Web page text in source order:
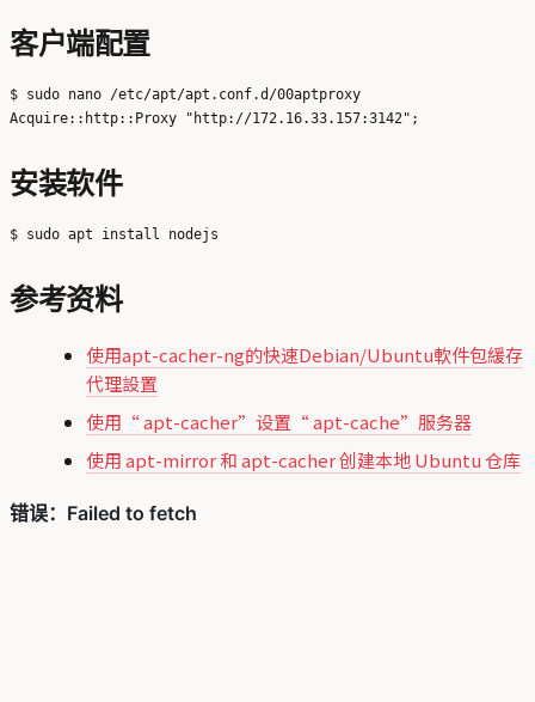
客户端配置
$ sudo nano /etc/apt/apt.conf.d/00aptproxy
安装软件
参考资料
使用apt-cacher-ng的快速Debian/Ubuntu軟件包緩存
代理設置
使用“ apt-cacher”设置“ apt-cache”服务器
使用 apt-mirror 和 apt-cacher 创建本地 Ubuntu 仓库